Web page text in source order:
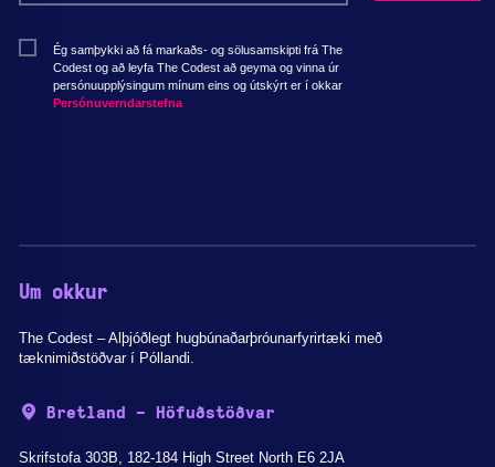
Ég samþykki að fá markaðs- og sölusamskipti frá The
Codest og að leyfa The Codest að geyma og vinna úr
persónuupplýsingum mínum eins og útskýrt er í okkar
Persónuverndarstefna
Um okkur
The Codest – Alþjóðlegt hugbúnaðarþróunarfyrirtæki með
tæknimiðstöðvar í Póllandi.
Bretland - Höfuðstöðvar
Skrifstofa 303B, 182-184 High Street North E6 2JA